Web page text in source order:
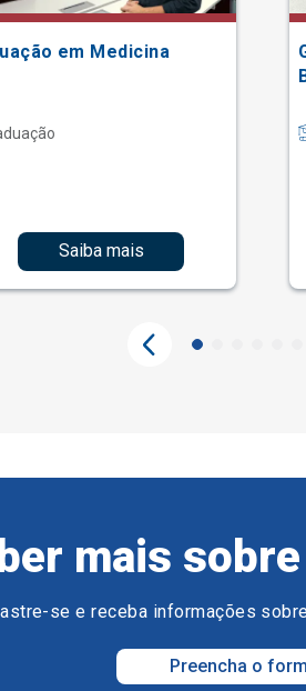
em Medicina
Saiba mais
mais
se e receba informações
Preencha o